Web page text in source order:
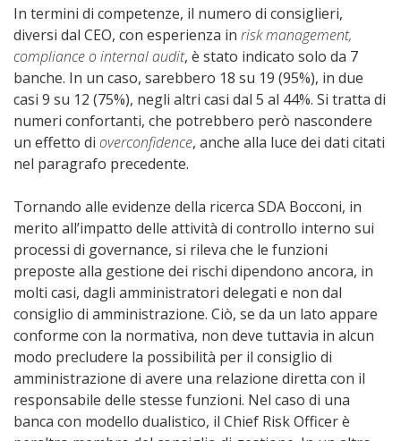
In termini di competenze, il numero di consiglieri,
diversi dal CEO, con esperienza in risk management,
compliance o internal audit, è stato indicato solo da 7
banche. In un caso, sarebbero 18 su 19 (95%), in due
casi 9 su 12 (75%), negli altri casi dal 5 al 44%. Si tratta di
numeri confortanti, che potrebbero però nascondere
un effetto di overconfidence, anche alla luce dei dati citati
nel paragrafo precedente.
Tornando alle evidenze della ricerca SDA Bocconi, in
merito all’impatto delle attività di controllo interno sui
processi di governance, si rileva che le funzioni
preposte alla gestione dei rischi dipendono ancora, in
molti casi, dagli amministratori delegati e non dal
consiglio di amministrazione. Ciò, se da un lato appare
conforme con la normativa, non deve tuttavia in alcun
modo precludere la possibilità per il consiglio di
amministrazione di avere una relazione diretta con il
responsabile delle stesse funzioni. Nel caso di una
banca con modello dualistico, il Chief Risk Officer è